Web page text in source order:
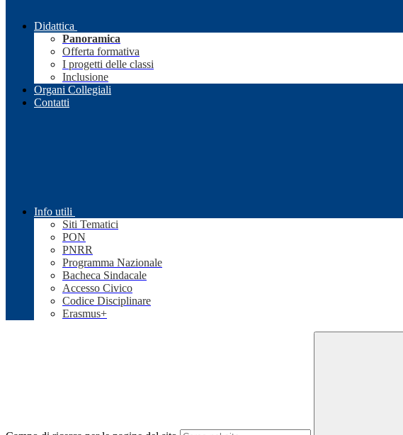
Didattica
Panoramica
Offerta formativa
I progetti delle classi
Inclusione
Organi Collegiali
Contatti
Info utili
Siti Tematici
PON
PNRR
Programma Nazionale
Bacheca Sindacale
Accesso Civico
Codice Disciplinare
Erasmus+